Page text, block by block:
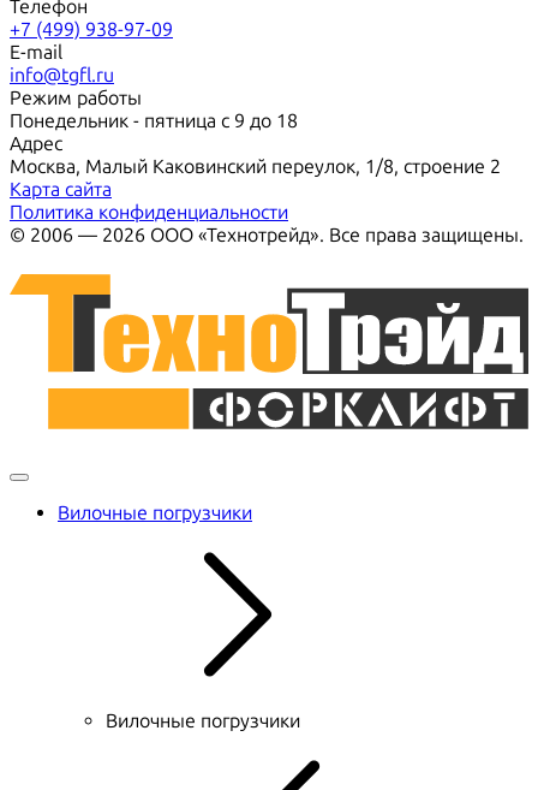
Телефон
+7 (499) 938-97-09
E-mail
info@tgfl.ru
Режим работы
Понедельник - пятница с 9 до 18
Адрес
Москва, Малый Каковинский переулок, 1/8, строение 2
Карта сайта
Политика конфиденциальности
© 2006 — 2026 ООО «Технотрейд». Все права защищены.
Вилочные погрузчики
Вилочные погрузчики